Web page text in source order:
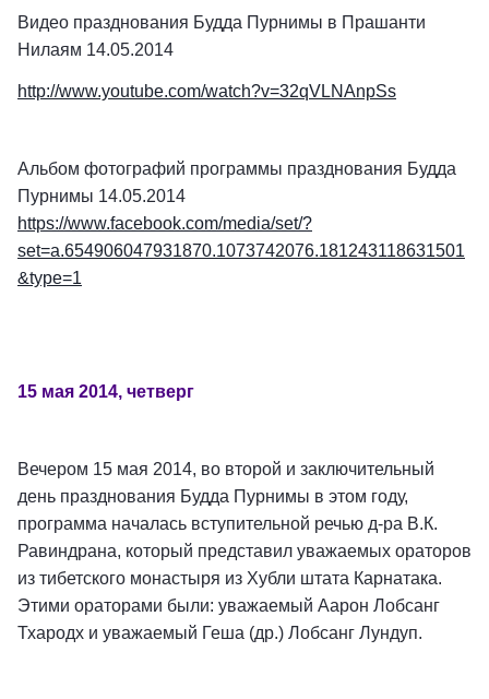
Видео празднования Будда Пурнимы в Прашанти
Нилаям 14.05.2014
http://www.youtube.com/watch?v=32qVLNAnpSs
Альбом фотографий программы празднования Будда
Пурнимы 14.05.2014
https://www.facebook.com/media/set/?
set=a.654906047931870.1073742076.181243118631501
&type=1
15 мая 2014, четверг
Вечером 15 мая 2014, во второй и заключительный
день празднования Будда Пурнимы в этом году,
программа началась вступительной речью д-ра В.К.
Равиндрана, который представил уважаемых ораторов
из тибетского монастыря из Хубли штата Карнатака.
Этими ораторами были: уважаемый Аарон Лобсанг
Тхародх и уважаемый Геша (др.) Лобсанг Лундуп.